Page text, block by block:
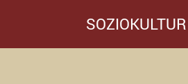
SOZIOKULTUR